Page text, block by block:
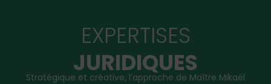
EXPERTISES
JURIDIQUES
Stratégique et créative, l’approche de Maître Mikaël